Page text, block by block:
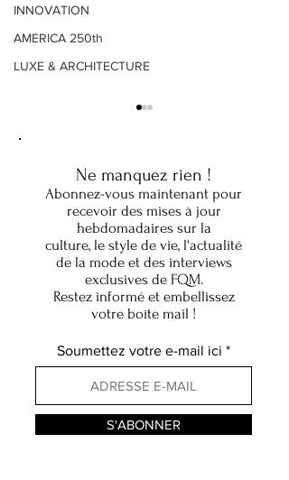
INNOVATION
AMERICA 250th
LUXE & ARCHITECTURE
Avant même que l'Amérique
ne découvre le « soft power,
» Harry Pace le pratiquait
déjà
Ne manquez rien !
Abonnez-vous maintenant pour
recevoir des mises à jour
hebdomadaires sur la
culture, le style de vie, l'actualité
de la mode et des interviews
exclusives de FQM.
Restez informé et embellissez
votre boîte mail !
Soumettez votre e-mail ici
S'ABONNER